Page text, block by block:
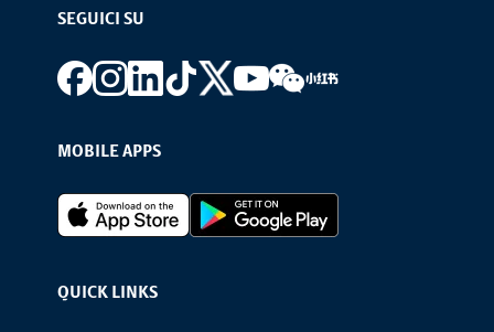
SEGUICI SU
Footer social
MOBILE APPS
Footer Apps
QUICK LINKS